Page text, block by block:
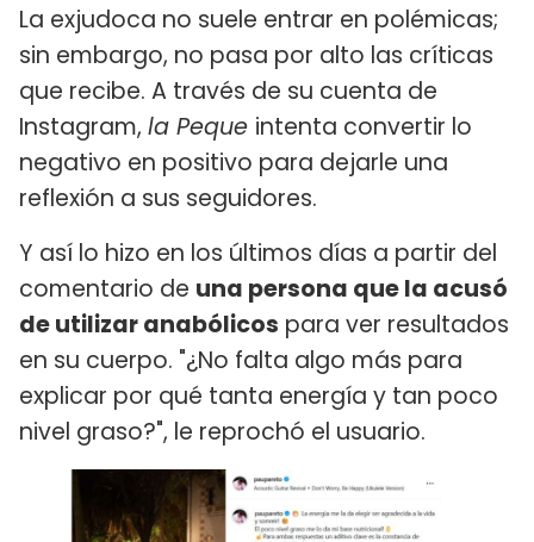
La exjudoca no suele entrar en polémicas;
sin embargo, no pasa por alto las críticas
que recibe. A través de su cuenta de
Instagram, la Peque intenta convertir lo
negativo en positivo para dejarle una
reflexión a sus seguidores.
Y así lo hizo en los últimos días a partir del
comentario de una persona que la acusó
de utilizar anabólicos para ver resultados
en su cuerpo. "¿No falta algo más para
explicar por qué tanta energía y tan poco
nivel graso?", le reprochó el usuario.